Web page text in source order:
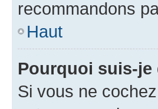
recommandons
Haut
Pourquoi suis-
Si vous ne